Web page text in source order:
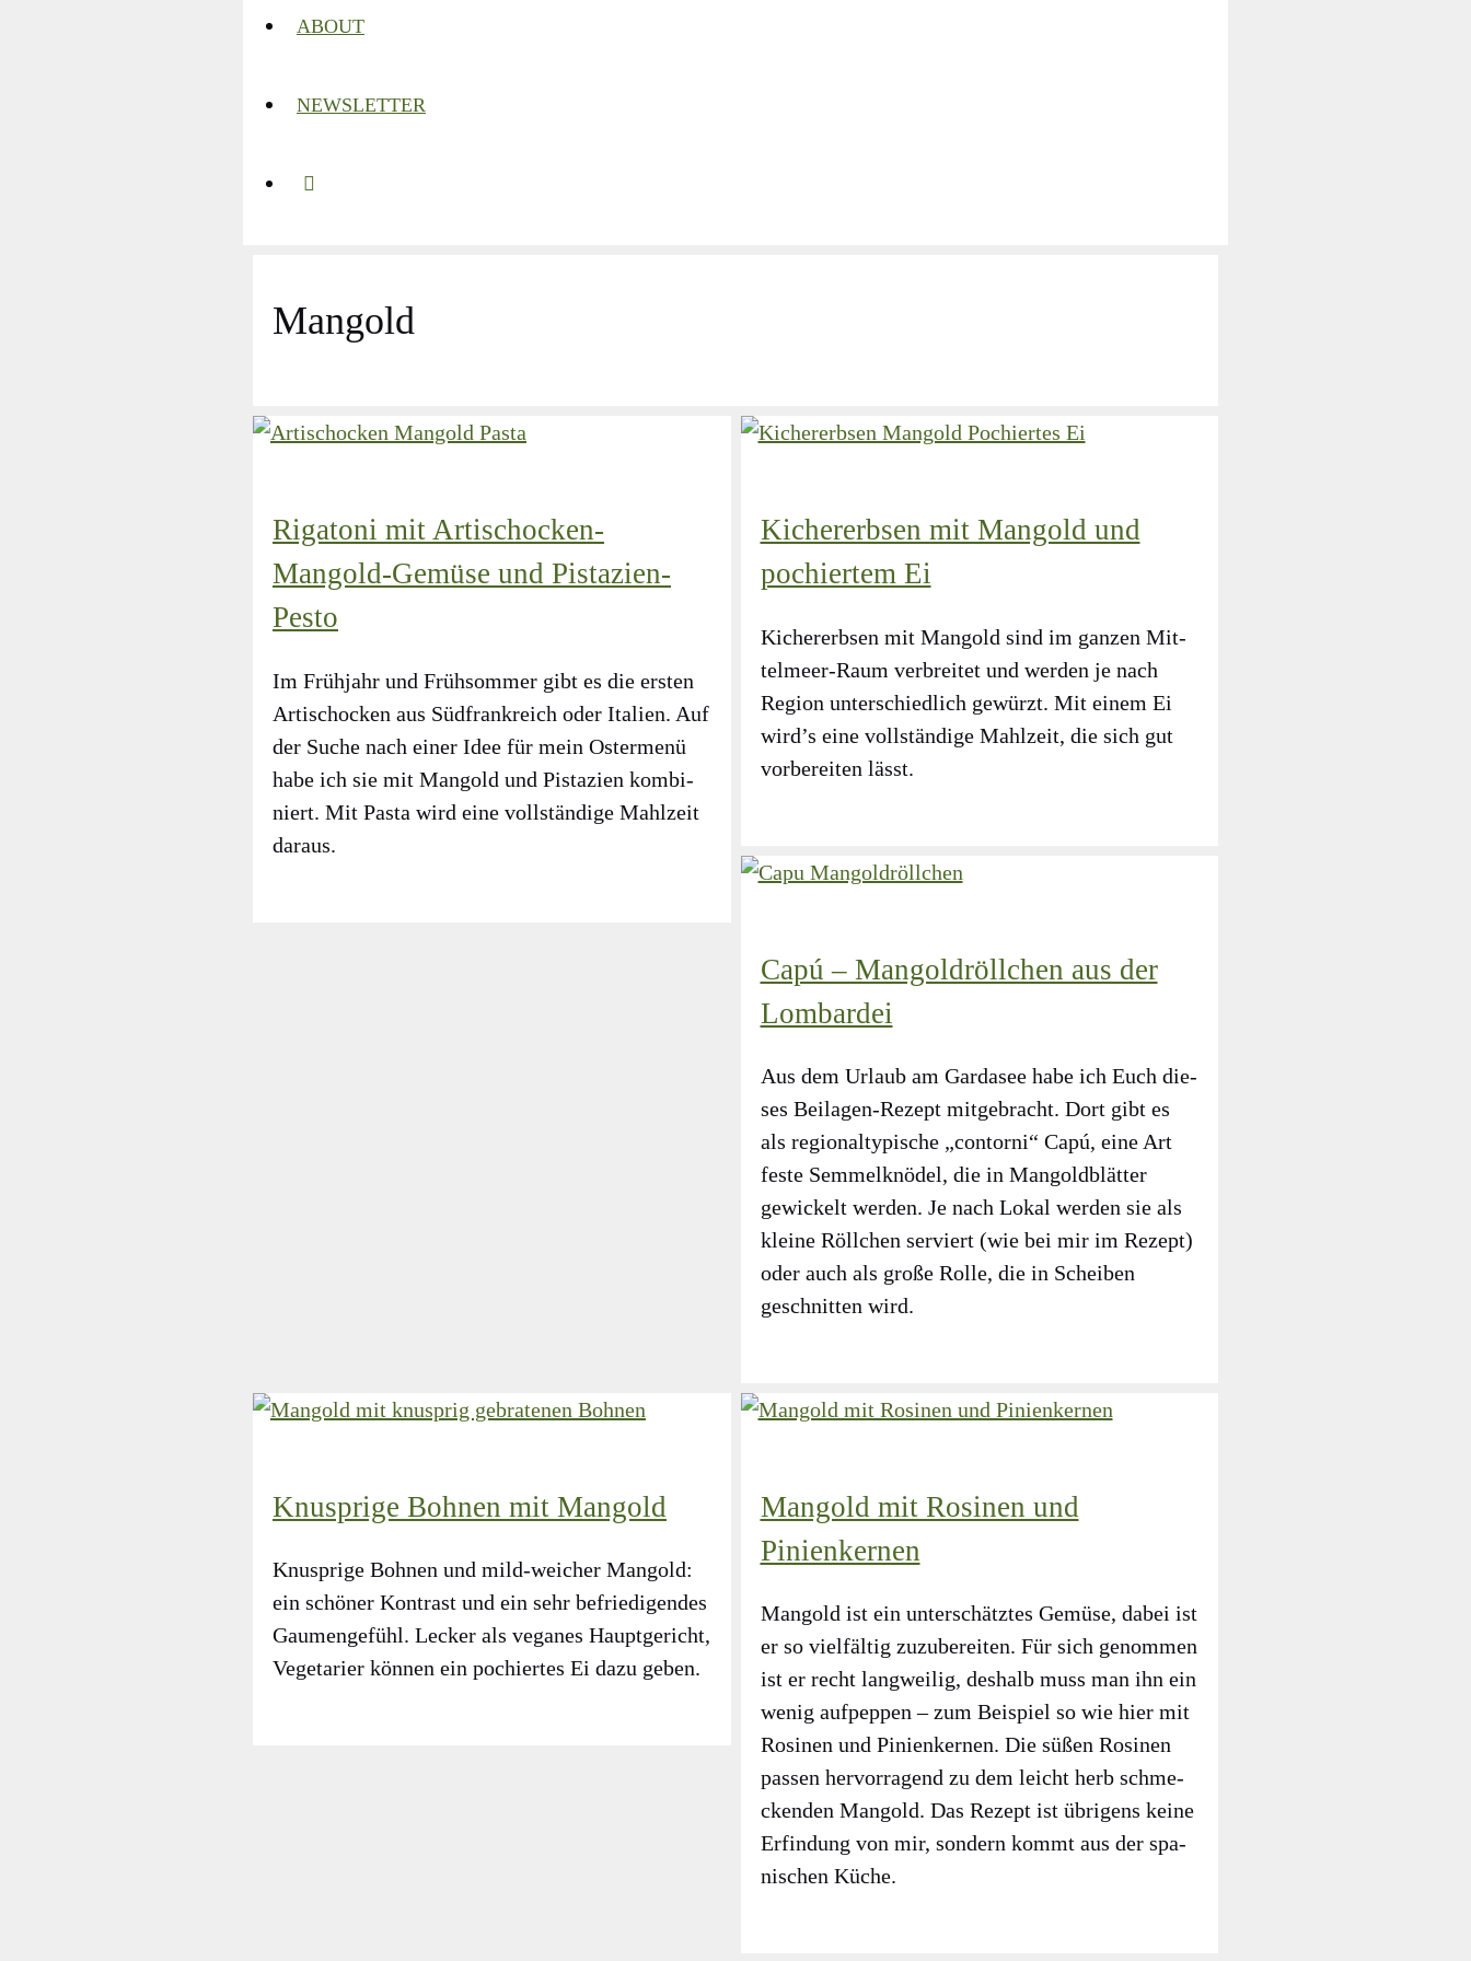
ABOUT
NEWSLETTER
Mangold
Rigatoni mit Artischocken-
Mangold-Gemüse und Pistazien-
Pesto
Im Früh­jahr und Früh­som­mer gibt es die ers­ten
Arti­scho­cken aus Süd­frank­reich oder Ita­li­en. Auf
der Suche nach einer Idee für mein Oster­me­nü
habe ich sie mit Man­gold und Pis­ta­zi­en kom­bi­
niert. Mit Pas­ta wird eine voll­stän­di­ge Mahl­zeit
dar­aus.
Kichererbsen mit Mangold und
pochiertem Ei
Kicher­erb­sen mit Man­gold sind im gan­zen Mit­
tel­meer-Raum ver­brei­tet und wer­den je nach
Regi­on unter­schied­lich gewürzt. Mit einem Ei
wird’s eine voll­stän­di­ge Mahl­zeit, die sich gut
vor­be­rei­ten lässt.
Capú – Mangoldröllchen aus der
Lombardei
Aus dem Urlaub am Gar­da­see habe ich Euch die­
ses Bei­la­gen-Rezept mit­ge­bracht. Dort gibt es
als regio­nal­ty­pi­sche „con­tor­ni“ Capú, eine Art
fes­te Sem­mel­knö­del, die in Man­gold­blät­ter
gewi­ckelt wer­den. Je nach Lokal wer­den sie als
klei­ne Röll­chen ser­viert (wie bei mir im Rezept)
oder auch als gro­ße Rol­le, die in Schei­ben
geschnit­ten wird.
Knusprige Bohnen mit Mangold
Knusp­ri­ge Boh­nen und mild-wei­cher Man­gold:
ein schö­ner Kon­trast und ein sehr befrie­di­gen­des
Gau­men­ge­fühl. Lecker als vega­nes Haupt­ge­richt,
Vege­ta­ri­er kön­nen ein pochi­er­tes Ei dazu geben.
Mangold mit Rosinen und
Pinienkernen
Man­gold ist ein unter­schätz­tes Gemü­se, dabei ist
er so viel­fäl­tig zuzu­be­rei­ten. Für sich genom­men
ist er recht lang­wei­lig, des­halb muss man ihn ein
wenig auf­pep­pen – zum Bei­spiel so wie hier mit
Rosi­nen und Pini­en­ker­nen. Die süßen Rosi­nen
pas­sen her­vor­ra­gend zu dem leicht herb schme­
cken­den Man­gold. Das Rezept ist übri­gens kei­ne
Erfin­dung von mir, son­dern kommt aus der spa­
ni­schen Küche.